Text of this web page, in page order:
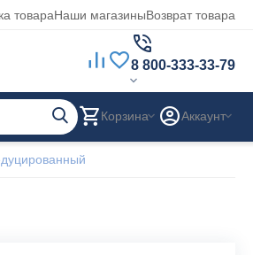
товараНаши магазиныВозврат товара
8 800-333-33-79
Корзина Аккаунт